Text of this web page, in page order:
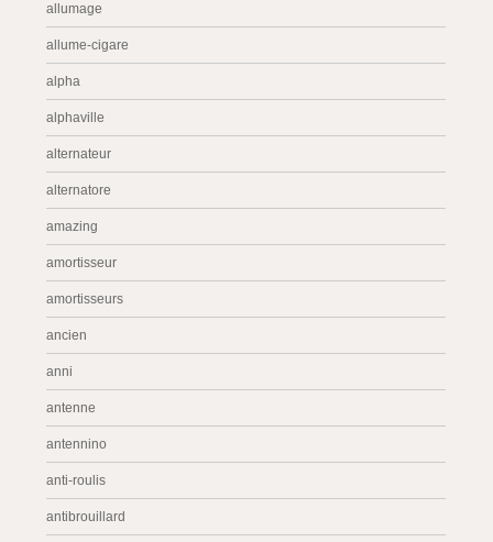
allumage
allume-cigare
alpha
alphaville
alternateur
alternatore
amazing
amortisseur
amortisseurs
ancien
anni
antenne
antennino
anti-roulis
antibrouillard